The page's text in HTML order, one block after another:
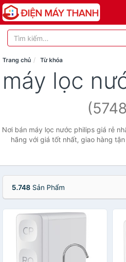
Trang chủ Từ khóa
máy lọc
Nơi bán máy lọc nước philips giá rẻ
hãng với giá tốt nhất, giao hàng
5.748 Sản Phẩm